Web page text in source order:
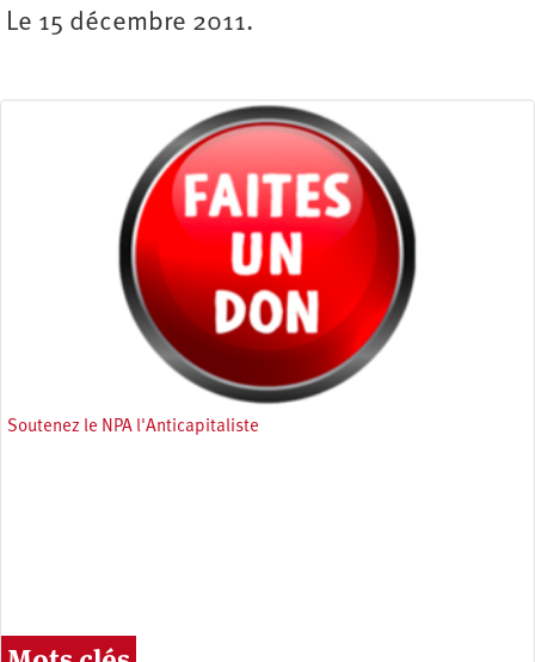
Le 15 décembre 2011.
Soutenez le NPA l'Anticapitaliste